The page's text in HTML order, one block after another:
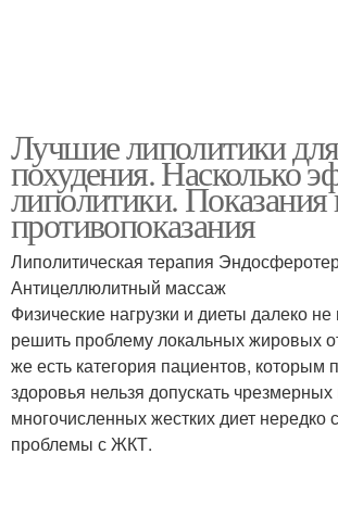
Лучшие липолитики для
похудения. Насколько
липолитики. Показания
противопоказания
Липолитическая терапия
Антицеллюлитный массаж
Физические нагрузки и диеты далеко
решить проблему локальных жировых
же есть категория пациентов, которым
здоровья нельзя допускать чрезмерных
многочисленных жестких диет нередко
проблемы с ЖКТ.